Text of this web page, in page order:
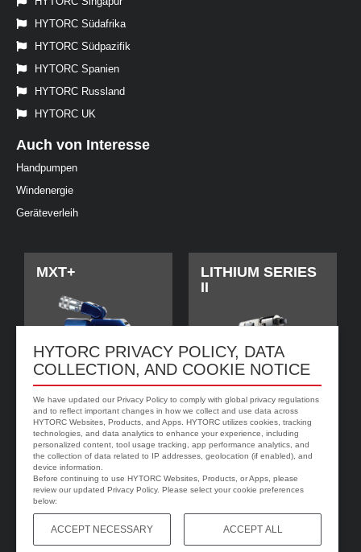
HYTORC PRIVACY POLICY, DATA
COLLECTION, AND COOKIE NOTICE
We have updated our Privacy Policy to comply with global privacy regulations
and to reflect important changes in how we collect and use data across
HYTORC Websites, Products, and Apps. HYTORC utilizes cookies, tracking
technologies, and data analytics to enhance your experience, including
personalized content, tool usage tracking, app performance analytics, and
the collection of data related to IP addresses, geolocation (if enabled), and
device information.
Before continuing to use HYTORC Websites, Products, or Apps, please
review our updated Privacy Policy. Please select your cookie preferences
below:
ACCEPT NECESSARY ACCEPT ALL
HYTORC Südafrika
HYTORC Südpazifik
HYTORC Spanien
HYTORC Russland
HYTORC UK
Auch von Interesse
Handpumpen
Windenergie
Geräteverleih
MXT+
LITHIUM SERIES
II
jGun DIGITAL HYTORC Washer